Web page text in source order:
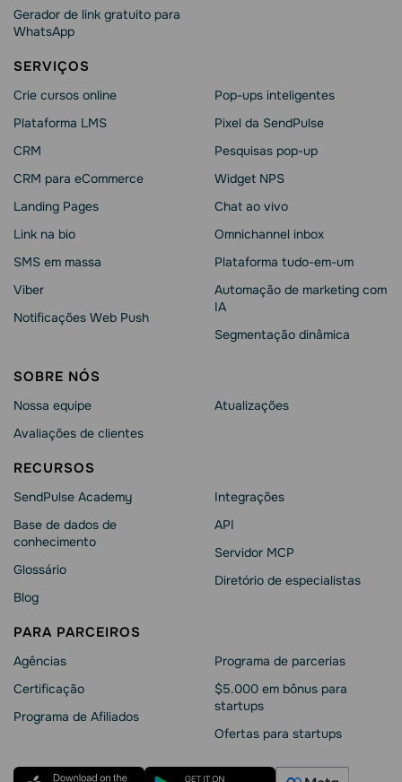
Gerador de link gratuito para
WhatsApp
SERVIÇOS
Crie cursos online
Plataforma LMS
CRM
CRM para eCommerce
Landing Pages
Link na bio
SMS em massa
Viber
Notificações Web Push
Pop-ups inteligentes
Pixel da SendPulse
Pesquisas pop-up
Widget NPS
Chat ao vivo
Omnichannel inbox
Plataforma tudo-em-um
Automação de marketing com
IA
Segmentação dinâmica
SOBRE NÓS
Nossa equipe
Avaliações de clientes
Atualizações
RECURSOS
SendPulse Academy
Base de dados de
conhecimento
Glossário
Blog
Integrações
API
Servidor MCP
Diretório de especialistas
PARA PARCEIROS
Agências
Сertificação
Programa de Afiliados
Programa de parcerias
$5.000 em bônus para
startups
Ofertas para startups